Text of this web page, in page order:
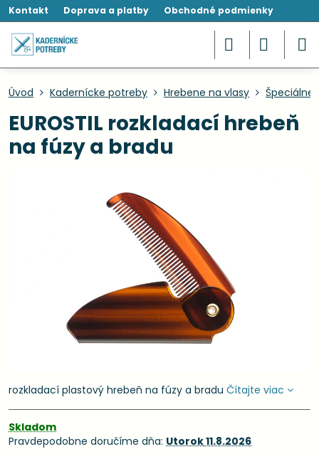
Kontakt Doprava a platby Obchodné podmienky
Úvod Kadernícke potreby Hrebene na vlasy Špeciálne
EUROSTIL rozkladací hrebeň
na fúzy a bradu
rozkladací plastový hrebeň na fúzy a bradu Čítajte viac
Skladom
Pravdepodobne doručíme dňa: Utorok11.8.2026